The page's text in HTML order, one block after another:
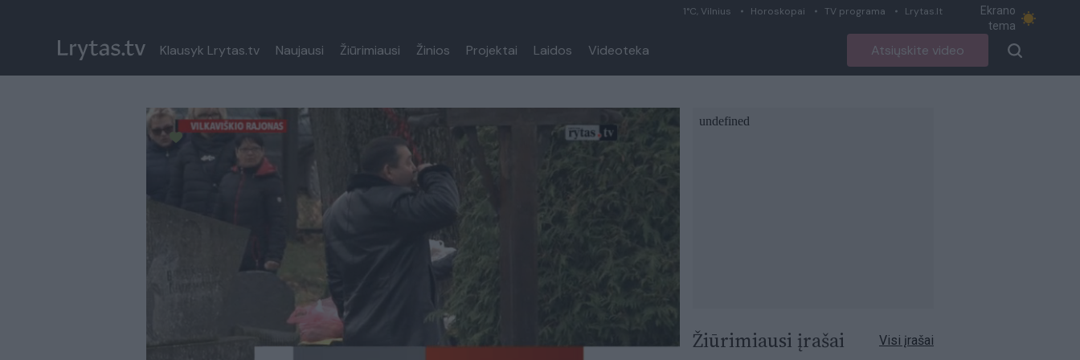
1°C, Vilnius Horoskopai TV programa Lrytas.lt
Ekrano
tema
Klausyk Lrytas.tv Naujausi Žiūrimiausi Žinios Projektai Laidos Videoteka Atsiųskite video
Paremkite Ukrainą
Žiūrimiausi įrašai Visi įrašai